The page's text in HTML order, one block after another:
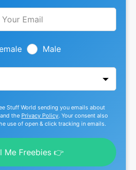
Male
Stuff World sending you emails about
the Privacy Policy. Your consent also
use of open & click tracking in emails.
Me Freebies 👉